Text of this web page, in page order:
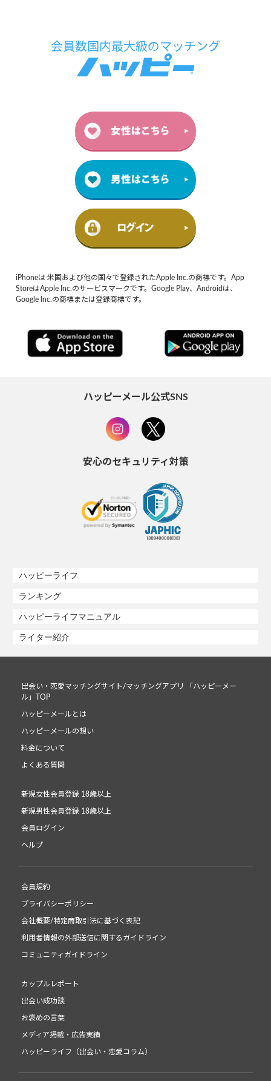
iPhoneは 米国および他の国々で登録されたApple Inc.の商標です。App
StoreはApple Inc.のサービスマークです。Google Play、Androidは、
Google Inc.の商標または登録商標です。
ハッピーメール公式SNS
安心のセキュリティ対策
ハッピーライフ
ランキング
ハッピーライフマニュアル
ライター紹介
出会い・恋愛マッチングサイト/マッチングアプリ 「ハッピーメー
ル」TOP
ハッピーメールとは
ハッピーメールの想い
料金について
よくある質問
新規女性会員登録 18歳以上
新規男性会員登録 18歳以上
会員ログイン
ヘルプ
会員規約
プライバシーポリシー
会社概要/特定商取引法に基づく表記
利用者情報の外部送信に関するガイドライン
コミュニティガイドライン
カップルレポート
出会い成功談
お褒めの言葉
メディア掲載・広告実績
ハッピーライフ（出会い・恋愛コラム）